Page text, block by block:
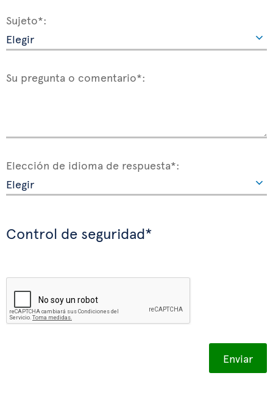
Sujeto*:
Su pregunta o comentario*:
Elección de idioma de respuesta*:
Control de seguridad*